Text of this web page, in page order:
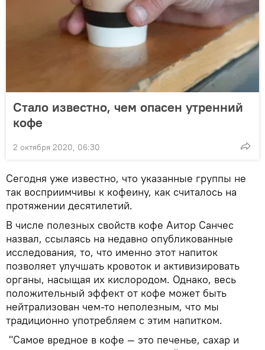
Стало известно, чем опасен утренний
кофе
2 октября 2020, 06:30
Сегодня уже известно, что указанные группы не
так восприимчивы к кофеину, как считалось на
протяжении десятилетий.
В числе полезных свойств кофе Аитор Санчес
назвал, ссылаясь на недавно опубликованные
исследования, то, что именно этот напиток
позволяет улучшать кровоток и активизировать
органы, насыщая их кислородом. Однако, весь
положительный эффект от кофе может быть
нейтрализован чем-то неполезным, что мы
традиционно употребляем с этим напитком.
"Самое вредное в кофе — это печенье, сахар и